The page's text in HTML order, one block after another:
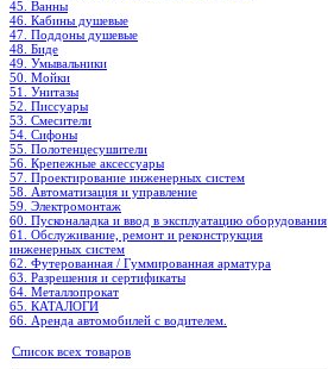
45. Ванны
46. Кабины душевые
47. Поддоны душевые
48. Биде
49. Умывальники
50. Мойки
51. Унитазы
52. Писсуары
53. Смесители
54. Сифоны
55. Полотенцесушители
56. Крепежные аксессуары
57. Проектирование инженерных систем
58. Автоматизация и управление
59. Электромонтаж
60. Пусконаладка и ввод в эксплуатацию оборудования
61. Обслуживание, ремонт и реконструкция
инженерных систем
62. Футерованная / Гуммированная арматура
63. Разрешения и сертификаты
64. Металлопрокат
65. КАТАЛОГИ
66. Аренда автомобилей с водителем.
Список всех товаров